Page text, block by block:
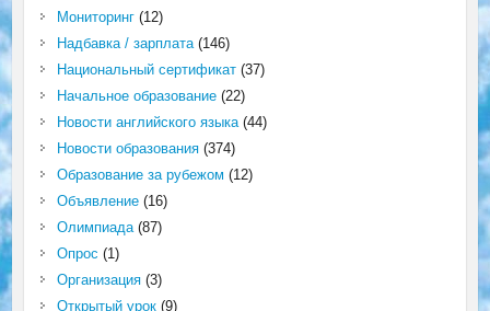
Мониторинг(12)
Надбавка / зарплата(146)
Национальный сертификат(37)
Начальное образование(22)
Новости английского языка(44)
Новости образования(374)
Образование за рубежом (12)
Объявление(16)
Олимпиада(87)
Опрос (1)
Организация(3)
Открытый урок(9)